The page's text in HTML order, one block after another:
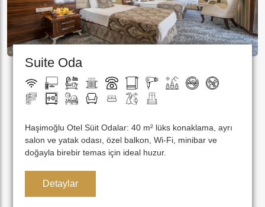
Suite Oda
Haşimoğlu Otel Süit Odalar: 40 m² lüks konaklama, ayrı
salon ve yatak odası, özel balkon, Wi-Fi, minibar ve
doğayla birebir temas için ideal huzur.
Detaylar